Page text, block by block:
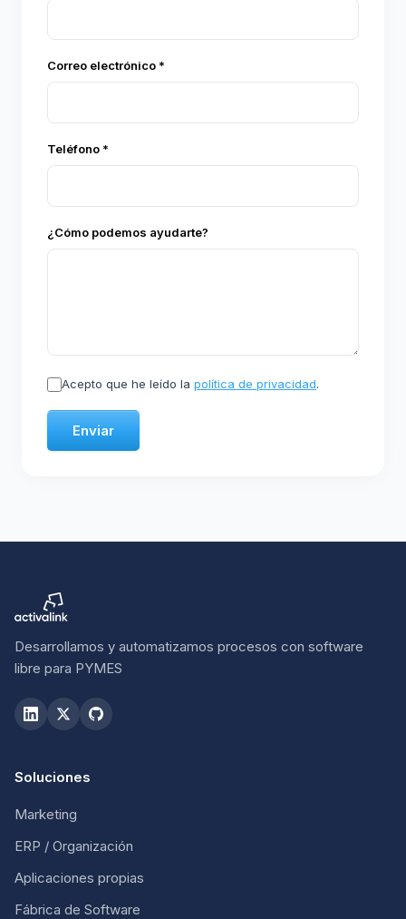
Correo electrónico *
Teléfono *
¿Cómo podemos ayudarte?
Acepto que he leído la política de privacidad.
Enviar
Desarrollamos y automatizamos procesos con software
libre para PYMES
Soluciones
Marketing
ERP / Organización
Aplicaciones propias
Fábrica de Software